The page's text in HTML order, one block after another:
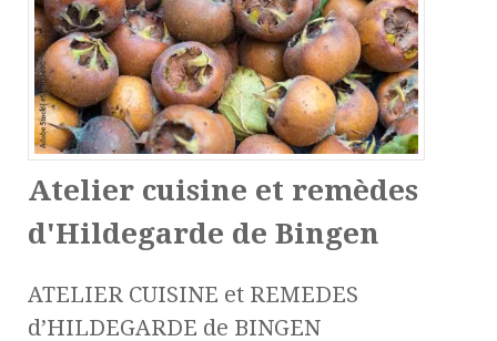
Atelier cuisine et remèdes
d'Hildegarde de Bingen
ATELIER CUISINE et REMEDES
d’HILDEGARDE de BINGEN